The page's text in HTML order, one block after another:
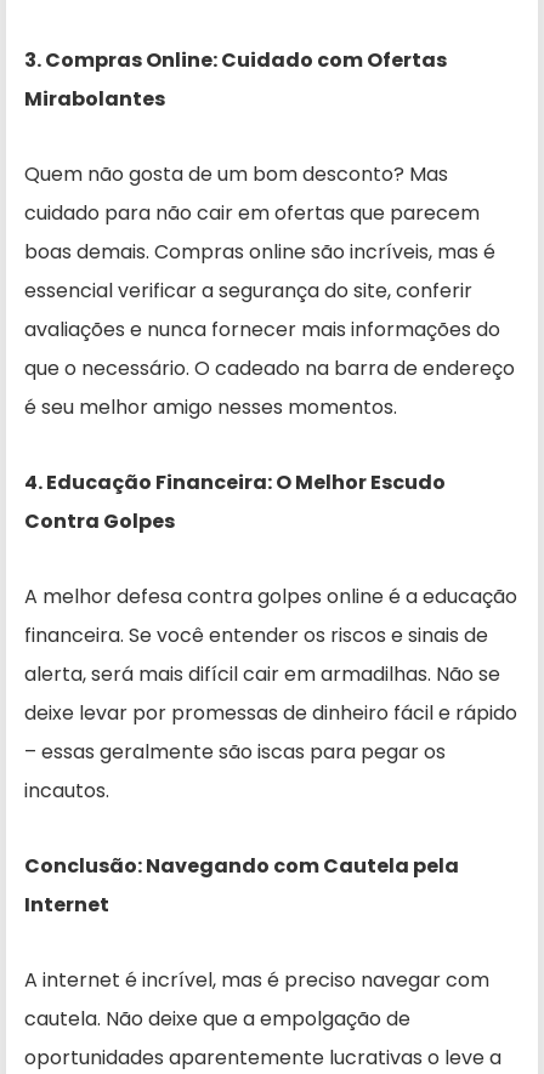
3. Compras Online: Cuidado com Ofertas
Mirabolantes
Quem não gosta de um bom desconto? Mas
cuidado para não cair em ofertas que parecem
boas demais. Compras online são incríveis, mas é
essencial verificar a segurança do site, conferir
avaliações e nunca fornecer mais informações do
que o necessário. O cadeado na barra de endereço
é seu melhor amigo nesses momentos.
4. Educação Financeira: O Melhor Escudo
Contra Golpes
A melhor defesa contra golpes online é a educação
financeira. Se você entender os riscos e sinais de
alerta, será mais difícil cair em armadilhas. Não se
deixe levar por promessas de dinheiro fácil e rápido
– essas geralmente são iscas para pegar os
incautos.
Conclusão: Navegando com Cautela pela
Internet
A internet é incrível, mas é preciso navegar com
cautela. Não deixe que a empolgação de
oportunidades aparentemente lucrativas o leve a